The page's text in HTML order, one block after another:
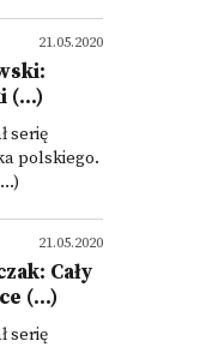
21.05.2020
(...)
serię
polskiego.
21.05.2020
Cały
(...)
serię